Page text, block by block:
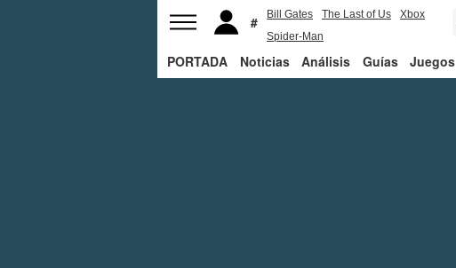
Bill Gates The Last of Us
Xbox
Spider-Man
PORTADA Noticias Análisis Guías Juegos